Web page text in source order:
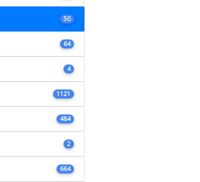
50
64
4
1121
484
2
664